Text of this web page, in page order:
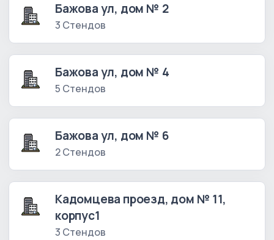
Бажова ул, дом № 2
3 Стендов
Бажова ул, дом № 4
5 Стендов
Бажова ул, дом № 6
2 Стендов
Кадомцева проезд, дом № 11,
корпус1
3 Стендов